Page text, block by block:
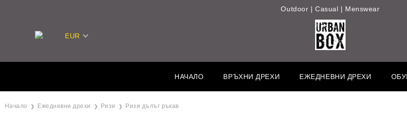
Outdoor | Casual | Menswear
EUR
НАЧАЛО ВРЪХНИ ДРЕХИ ЕЖЕДНЕВНИ ДРЕХИ
Начало Ежедневни дрехи Ризи Ризи дълъг ръкав